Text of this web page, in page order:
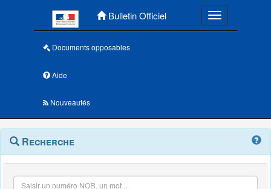
Bulletin Officiel Toggle
Documents opposables
Aide
Nouveautés
Navigation
outils
Menu
contextuel
Recherche